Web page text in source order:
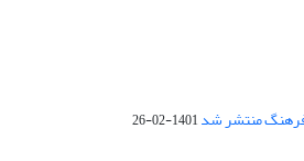
1401-02-26